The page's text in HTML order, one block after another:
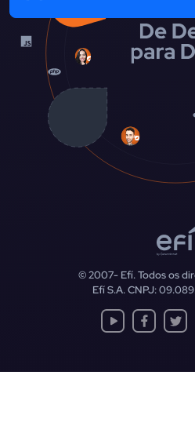
© 2007-Efí. Todos os
Efí S.A. CNPJ: